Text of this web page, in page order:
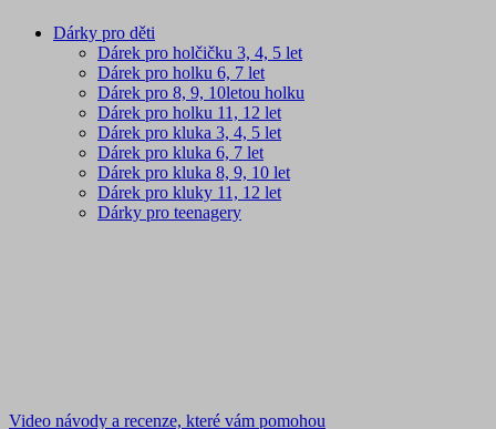
Dárky pro děti
Dárek pro holčičku 3, 4, 5 let
Dárek pro holku 6, 7 let
Dárek pro 8, 9, 10letou holku
Dárek pro holku 11, 12 let
Dárek pro kluka 3, 4, 5 let
Dárek pro kluka 6, 7 let
Dárek pro kluka 8, 9, 10 let
Dárek pro kluky 11, 12 let
Dárky pro teenagery
Video návody a recenze, které vám pomohou